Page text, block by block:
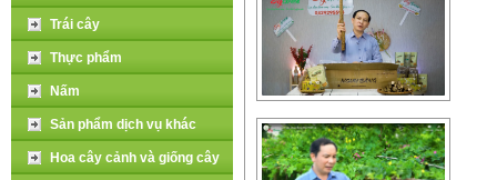
Trái cây
Thực phẩm
Nấm
Sản phẩm dịch vụ khác
Hoa cây cảnh và giống cây